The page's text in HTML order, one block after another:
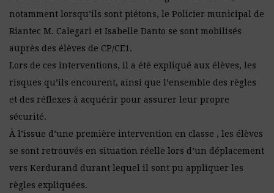
notamment lorsqu’ils sont piétons, le Policier municipal de
Riantec M. Calegari et Isabelle Danto se sont mobilisés
auprès des élèves de CP/CE1.
Lors de ces interventions, il a été expliqué aux élèves, les
risques qu’ils encourent, ainsi que l’ensemble des règles
et des réflexes à acquérir pour assurer leur propre
sécurité.
À l’issue d’une première intervention en classe , les élèves
se sont retrouvés en situation réelle lors d’un déplacement
vers Kerdurand durant lequel il sont pu appliquer les
règles expliquées.